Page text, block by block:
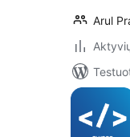
Arul